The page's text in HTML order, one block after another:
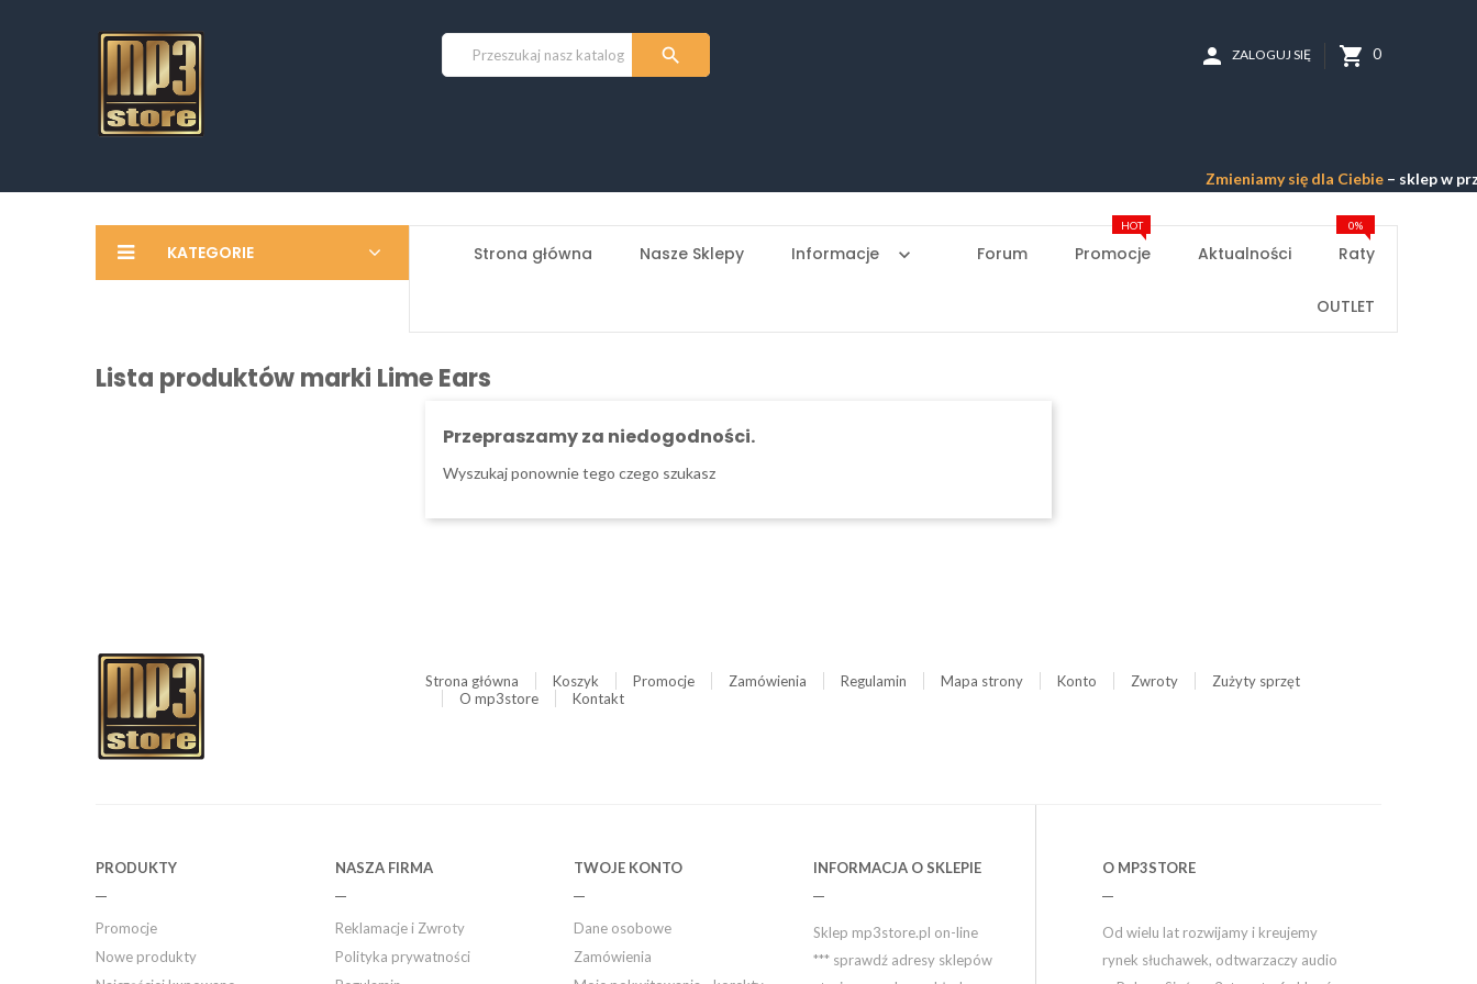
 shopping_cart 0
person ZALOGUJ SIĘ
Zmieniamy się dla Ciebie– sklep w
KATEGORIE Strona główna Nasze Sklepy Informacje keyboard_arrow_down Forum Promocje
HOT
Aktualności Raty
0%
OUTLET
Lista produktów marki Lime Ears
Przepraszamy za niedogodności.
Wyszukaj ponownie tego czego szukasz
Strona główna Koszyk Promocje Zamówienia Regulamin Mapa strony Konto Zwroty
Zużyty sprzęt
O mp3store
Kontakt
PRODUKTY
Promocje
Nowe produkty
NASZA FIRMA
Reklamacje i Zwroty
Polityka prywatności
TWOJE KONTO
Dane osobowe
Zamówienia
INFORMACJA O SKLEPIE
Sklep mp3store.pl on-line
*** sprawdź adresy sklepów
O MP3STORE
Od wielu lat rozwijamy i kreujemy
rynek słuchawek, odtwarzaczy audio